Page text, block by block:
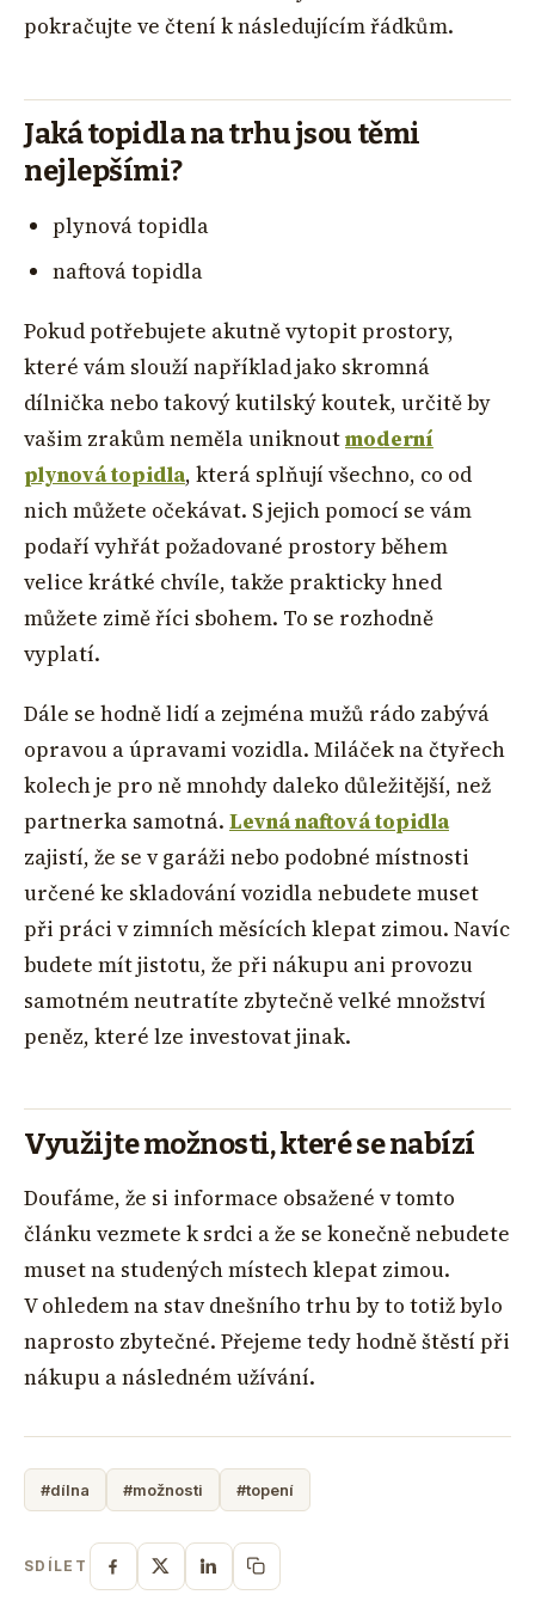
pokračujte ve čtení k následujícím řádkům.
Jaká topidla na trhu jsou těmi
nejlepšími?
plynová topidla
naftová topidla
Pokud potřebujete akutně vytopit prostory,
které vám slouží například jako skromná
dílnička nebo takový kutilský koutek, určitě by
vašim zrakům neměla uniknoutmoderní
plynová topidla, která splňují všechno, co od
nich můžete očekávat. S jejich pomocí se vám
podaří vyhřát požadované prostory během
velice krátké chvíle, takže prakticky hned
můžete zimě říci sbohem. To se rozhodně
vyplatí.
Dále se hodně lidí a zejména mužů rádo zabývá
opravou a úpravami vozidla. Miláček na čtyřech
kolech je pro ně mnohdy daleko důležitější, než
partnerka samotná. Levná naftová topidla
zajistí, že se v garáži nebo podobné místnosti
určené ke skladování vozidla nebudete muset
při práci v zimních měsících klepat zimou. Navíc
budete mít jistotu, že při nákupu ani provozu
samotném neutratíte zbytečně velké množství
peněz, které lze investovat jinak.
Využijte možnosti, které se nabízí
Doufáme, že si informace obsažené v tomto
článku vezmete k srdci a že se konečně nebudete
muset na studených místech klepat zimou.
V ohledem na stav dnešního trhu by to totiž bylo
naprosto zbytečné. Přejeme tedy hodně štěstí při
nákupu a následném užívání.
#dílna #možnosti #topení
SDÍLET